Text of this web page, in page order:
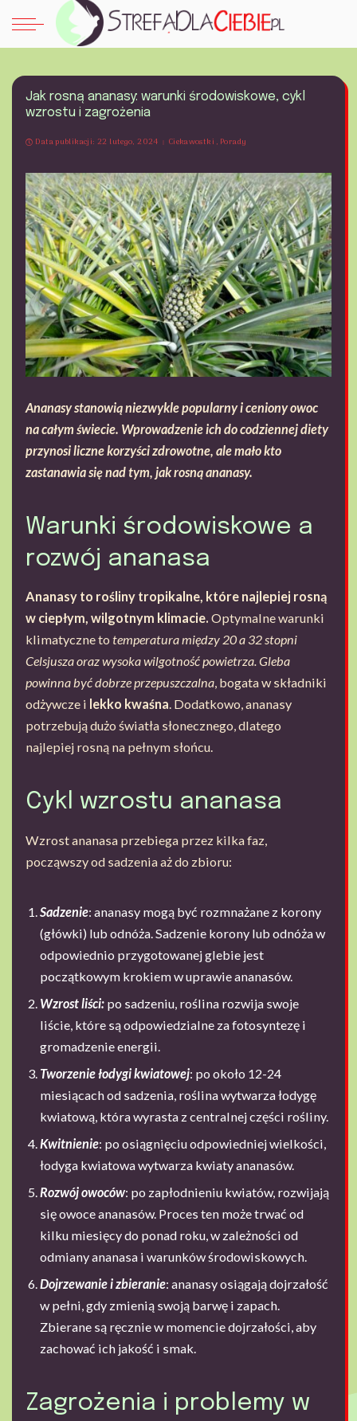
Jak rosną ananasy: warunki środowiskowe, cykl
wzrostu i zagrożenia
Data publikacji: 22 lutego, 2024 Ciekawostki Porady
Ananasy stanowią niezwykle popularny i ceniony owoc
na całym świecie. Wprowadzenie ich do codziennej diety
przynosi liczne korzyści zdrowotne, ale mało kto
zastanawia się nad tym, jak rosną ananasy.
Warunki środowiskowe a
rozwój ananasa
Ananasy to rośliny tropikalne, które najlepiej rosną
w ciepłym, wilgotnym klimacie. Optymalne warunki
klimatyczne to temperatura między 20 a 32 stopni
Celsjusza oraz wysoka wilgotność powietrza.Gleba
powinna być dobrze przepuszczalna, bogata w składniki
odżywcze i lekko kwaśna. Dodatkowo, ananasy
potrzebują dużo światła słonecznego, dlatego
najlepiej rosną na pełnym słońcu.
Cykl wzrostu ananasa
Wzrost ananasa przebiega przez kilka faz,
począwszy od sadzenia aż do zbioru:
Sadzenie: ananasy mogą być rozmnażane z korony
(główki) lub odnóża. Sadzenie korony lub odnóża w
odpowiednio przygotowanej glebie jest
początkowym krokiem w uprawie ananasów.
Wzrost liści: po sadzeniu, roślina rozwija swoje
liście, które są odpowiedzialne za fotosyntezę i
gromadzenie energii.
Tworzenie łodygi kwiatowej: po około 12-24
miesiącach od sadzenia, roślina wytwarza łodygę
kwiatową, która wyrasta z centralnej części rośliny.
Kwitnienie: po osiągnięciu odpowiedniej wielkości,
łodyga kwiatowa wytwarza kwiaty ananasów.
Rozwój owoców: po zapłodnieniu kwiatów, rozwijają
się owoce ananasów. Proces ten może trwać od
kilku miesięcy do ponad roku, w zależności od
odmiany ananasa i warunków środowiskowych.
Dojrzewanie i zbieranie: ananasy osiągają dojrzałość
w pełni, gdy zmienią swoją barwę i zapach.
Zbierane są ręcznie w momencie dojrzałości, aby
zachować ich jakość i smak.
Zagrożenia i problemy w